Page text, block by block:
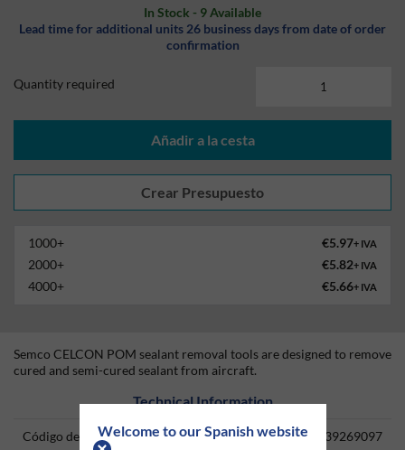
Welcome to our Spanish website
In Stock - 9 Available
Lead time for additional units 26 business days from date of order
confirmation
Quantity required
Añadir a la cesta
1000+ €5.97+ IVA
2000+ €5.82+ IVA
4000+ €5.66+ IVA
Semco CELCON POM sealant removal tools are designed to remove
cured and semi-cured sealant from aircraft.
Technical Information
Código del producto 39269097